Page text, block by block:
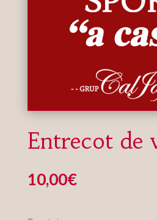
Entrecot de
10,00€